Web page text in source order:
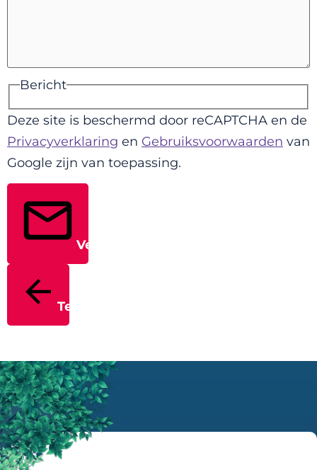
Bericht
Deze site is beschermd door reCAPTCHA en de
Privacyverklaring en Gebruiksvoorwaarden van
Google zijn van toepassing.
Verstuur
Terug